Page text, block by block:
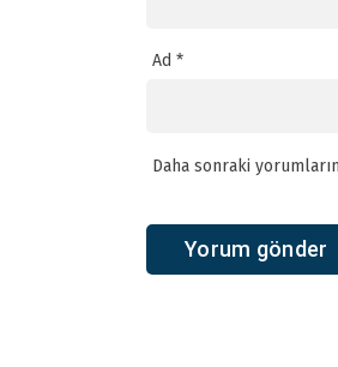
Ad *
Daha sonraki